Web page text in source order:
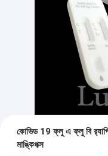
কোভিড 19 ফ্লু এ ফ্লু বি
মাঙ্কিপক্স